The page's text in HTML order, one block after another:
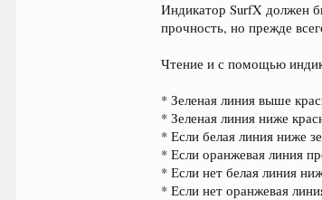
Индикатор SurfX должен
прочность, но прежде
Чтение и с помощью
* Зеленая линия выше
* Зеленая линия ниже
* Если белая линия ниже
* Если оранжевая линия
* Если нет белая линия
* Если нет оранжевая